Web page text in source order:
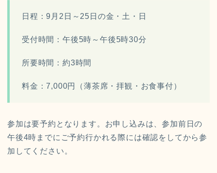
日程：9月2日～25日の金・土・日
受付時間 ：午後5時～午後5時30分
所要時間：約3時間
料金：7,000円 （薄茶席・拝観・お食事付）
参加は要予約となります。 お申し込みは、参加前日の
午後4時までにご予約行かれる際には確認をしてから参
加してください。